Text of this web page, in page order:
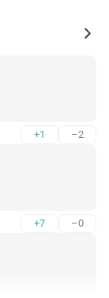
+1 –2
+7 –0